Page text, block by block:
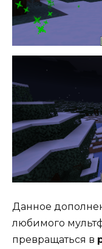
Данное
любимого
превращаться в